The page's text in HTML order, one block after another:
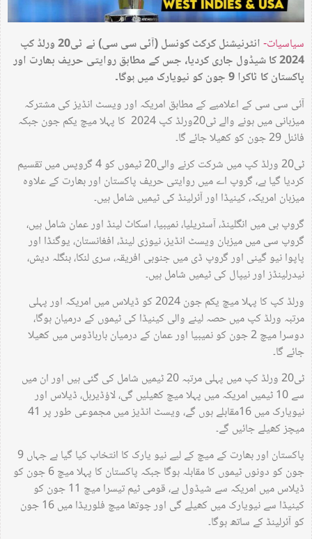
سیاسیات-
انٹرنیشنل کرکٹ کونسل (آئی سی سی) نے ٹی20 ورلڈ کپ
2024 کا شیڈول جاری کردیا، جس کے مطابق روایتی حریف بھارت اور
پاکستان کا ٹاکرا 9 جون کو نیویارک میں ہوگا۔
آئی سی سی کے اعلامیے کے مطابق امریکہ اور ویسٹ انڈیز کی مشترکہ
میزبانی میں ہونے والے ٹی20ورلڈ کپ 2024 کا پہلا میچ یکم جون جبکہ
فائنل 29 جون کو کھیلا جائے گا۔
ٹی20 ورلڈ کپ میں شرکت کرنے والی20 ٹیموں کو 4 گروپس میں تقسیم
کردیا گیا ہے، گروپ اے میں روایتی حریف پاکستان اور بھارت کے علاوہ
میزبان امریکہ، کینیڈا اور آئرلینڈ کی ٹیمیں شامل ہیں۔
گروپ بی میں انگلینڈ، آسٹریلیا، نمیبیا، اسکاٹ لینڈ اور عمان شامل ہیں،
گروپ سی میں میزبان ویسٹ انڈیز، نیوزی لینڈ، افغانستان، یوگنڈا اور
پاپوا نیو گینی اور گروپ ڈی میں جنوبی افریقہ، سری لنکا، بنگلہ دیش،
نیدرلینڈز اور نیپال کی ٹیمیں شامل ہیں۔
ورلڈ کپ کا پہلا میچ یکم جون 2024 کو ڈیلاس میں امریکہ اور پہلی
مرتبہ ورلڈ کپ میں حصہ لینے والی کینیڈا کی ٹیموں کے درمیان ہوگا،
دوسرا میچ 2 جون کو نمیبیا اور عمان کے درمیان بارباڈوس میں کھیلا
جائے گا۔
ٹی20 ورلڈ کپ میں پہلی مرتبہ 20 ٹیمیں شامل کی گئی ہیں اور ان میں
سے 10 ٹیمیں امریکہ میں پہلا میچ کھیلیں گی، لاؤڈیرہل، ڈیلاس اور
نیویارک میں 16مقابلے ہوں گے، ویسٹ انڈیز میں مجموعی طور پر 41
میچز کھیلے جائیں گے۔
پاکستان اور بھارت کے میچ کے لیے نیو یارک کا انتخاب کیا گیا ہے جہاں 9
جون کو دونوں ٹیموں کا مقابلہ ہوگا جبکہ پاکستان کا پہلا میچ 6 جون کو
ڈیلاس میں امریکہ سے شیڈول ہے، قومی ٹیم تیسرا میچ 11 جون کو
کینیڈا سے نیویارک میں کھیلے گی اور چوتھا میچ فلوریڈا میں 16 جون
کو آئرلینڈ کے ساتھ ہوگا۔